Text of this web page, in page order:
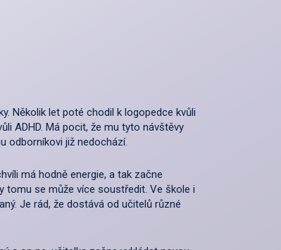
Několik let poté chodil k logopedce kvůli
ADHD. Má pocit, že mu tyto návštěvy
odborníkovi již nedochází.
má hodně energie, a tak začne
tomu se může více soustředit. Ve škole i
Je rád, že dostává od učitelů různé